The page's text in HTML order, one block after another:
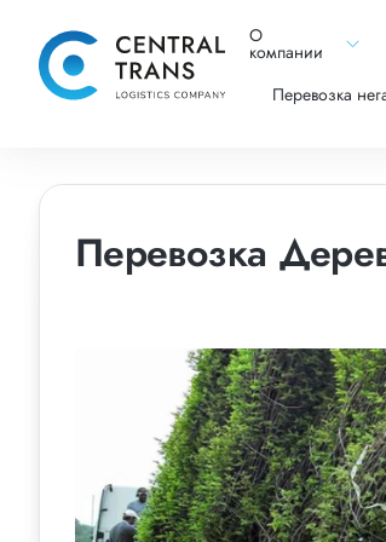
О
компании
Перевозка
Перевозка